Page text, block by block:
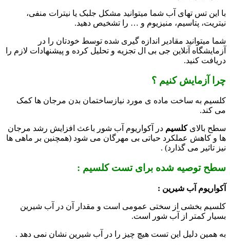
با این تس ت­های آب شما می­توانید مشکل جلبک یا نیترات منفی،
نیتریت، پتاسیم، منیزیوم و … را تشخیص دهید.
شما می­توانید مقادیر اندازه گیری شده توسط خودتان را در
آزمایشگاه آنلاین جی بی ال تجزیه و تحلیل کرده و پیشنهادات لازم را
دریافت کنید.
چرا آزمایش کنیم ؟
کلسیم به ساخت ماده ی مورد نیازساختمان بدن مرجان ها کمک
می کند.
سطح بالایکلسیم در آکواریوم آب شور باعث افزایش رشد مرجان
ها و کاهش عملکرد حیاتی بی مهرگان می شود (همچنین بر ماهی ها
نیز تاثیر می گذارد) .
سطح توصیه شده برای تستکلسیم :
آکواریوم آب شیرین :
کلسیم بخشی از سختی عمومی است و مقدار آن در آب شیرین
بسیار کمتر از آب شور است.
به همین دلیل این تست هیچ چیز را در آب شیرین نشان نمی دهد .